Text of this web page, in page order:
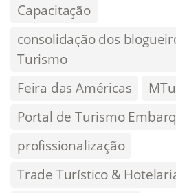
Capacitação
consolidação dos
Turismo
Feira das Américas
Portal de Turismo
profissionalização
Trade Turístico &